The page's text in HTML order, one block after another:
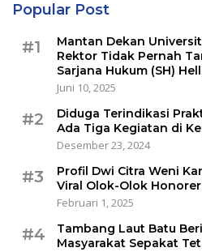
Popular Post
#1
Mantan Dekan
Rektor Tidak Pernah
Sarjana Hukum (SH)
Juni 10, 2025
#2
Diduga Terindikasi
Ada Tiga Kegiatan di
Desember 23, 2024
#3
Profil Dwi Citra Weni
Viral Olok-Olok
Februari 1, 2025
#4
Tambang Laut Batu
Masyarakat Sepakat